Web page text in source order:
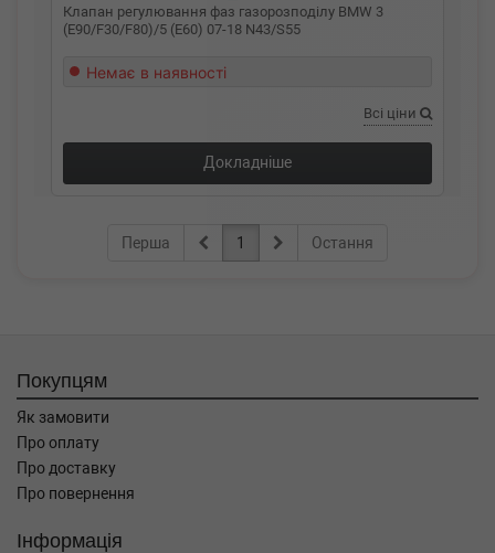
Клапан регулювання фаз газорозподілу BMW 3
(E90/F30/F80)/5 (E60) 07-18 N43/S55
Немає в наявності
Всі ціни
Докладніше
Перша 1 Остання
Покупцям
Як замовити
Про оплату
Про доставку
Про повернення
Інформація